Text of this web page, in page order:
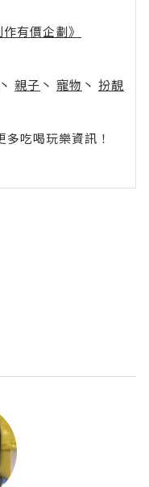
有價企劃》
丶 親子 丶 寵物 丶 扮靚
吃喝玩樂資訊！